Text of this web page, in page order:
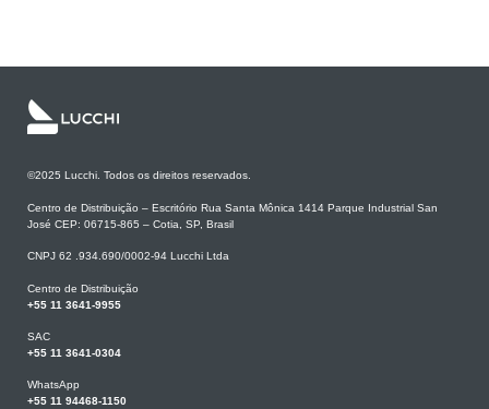
©2025 Lucchi. Todos os direitos reservados.
Centro de Distribuição – Escritório Rua Santa Mônica 1414 Parque Industrial San
José CEP: 06715-865 – Cotia, SP, Brasil
CNPJ 62 .934.690/0002-94 Lucchi Ltda
Centro de Distribuição
+55 11 3641-9955
SAC
+55 11 3641-0304
WhatsApp
+55 11 94468-1150